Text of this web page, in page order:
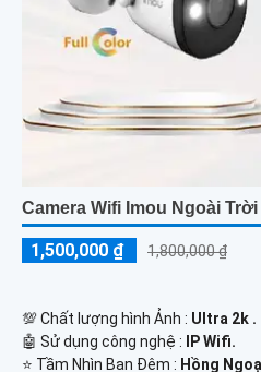
Camera Wifi Imou Ngoài Trời
1,500,000 ₫ 1,800,000 ₫
💯 Chất lượng hình Ảnh : Ultra 2k .
🤖️ Sử dụng công nghệ :
IP Wifi.
⭐ Tầm Nhìn Ban Đêm : Hồng